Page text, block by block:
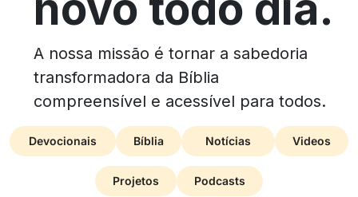
A nossa missão é tornar a sabedoria
transformadora da Bíblia
compreensível e acessível para todos.
Devocionais Bíblia Notícias Videos
Projetos Podcasts